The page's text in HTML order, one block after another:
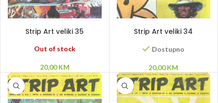
Strip Art veliki 35
Out of stock
20,00KM
Strip Art veliki 34
Dostupno
20,00KM